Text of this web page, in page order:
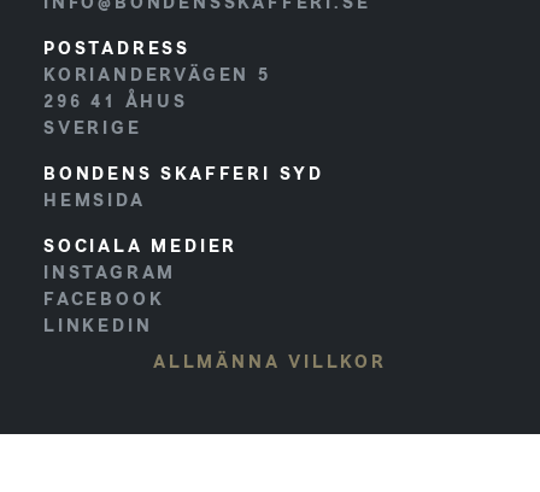
POSTADRESS
KORIANDERVÄGEN 5
296 41 ÅHUS
SVERIGE
BONDENS SKAFFERI SYD
HEMSIDA
SOCIALA MEDIER
INSTAGRAM
FACEBOOK
LINKEDIN
ALLMÄNNA VILLKOR